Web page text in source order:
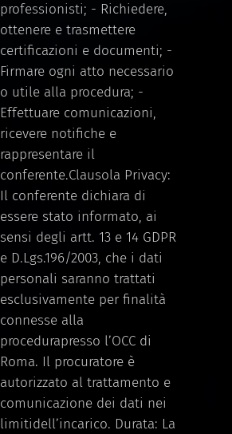
professionisti; - Richiedere,
ottenere e trasmettere
certificazioni e documenti; -
Firmare ogni atto necessario
o utile alla procedura; -
Effettuare comunicazioni,
ricevere notifiche e
rappresentare il
conferente.Clausola Privacy:
Il conferente dichiara di
essere stato informato, ai
sensi degli artt. 13 e 14 GDPR
e D.Lgs.196/2003, che i dati
personali saranno trattati
esclusivamente per finalità
connesse alla
procedurapresso l’OCC di
Roma. Il procuratore è
autorizzato al trattamento e
comunicazione dei dati nei
limitidell’incarico. Durata: La